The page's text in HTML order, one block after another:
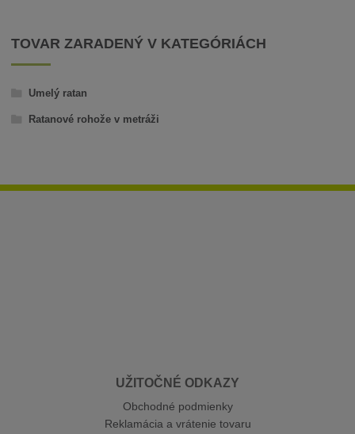
TOVAR ZARADENÝ V KATEGÓRIÁCH
Umelý ratan
Ratanové rohože v metráži
UŽITOČNÉ ODKAZY
Obchodné podmienky
Reklamácia a vrátenie tovaru